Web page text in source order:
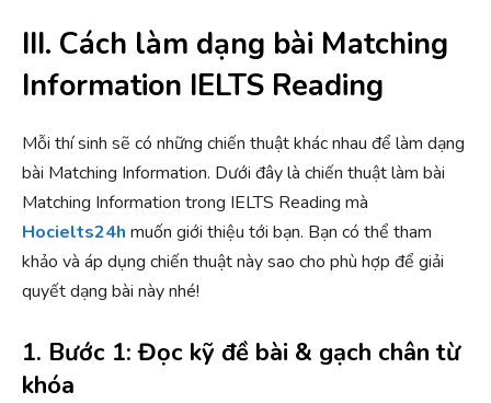
III. Cách làm dạng bài Matching
Information IELTS Reading
Mỗi thí sinh sẽ có những chiến thuật khác nhau để làm dạng
bài Matching Information. Dưới đây là chiến thuật làm bài
Matching Information trong IELTS Reading mà
Hocielts24h muốn giới thiệu tới bạn. Bạn có thể tham
khảo và áp dụng chiến thuật này sao cho phù hợp để giải
quyết dạng bài này nhé!
1. Bước 1: Đọc kỹ đề bài & gạch chân từ
khóa